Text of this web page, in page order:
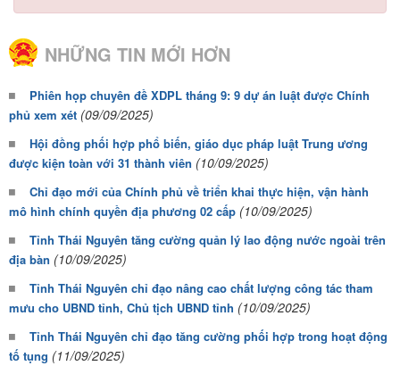
NHỮNG TIN MỚI HƠN
Phiên họp chuyên đề XDPL tháng 9: 9 dự án luật được Chính
phủ xem xét (09/09/2025)
Hội đồng phối hợp phổ biến, giáo dục pháp luật Trung ương
được kiện toàn với 31 thành viên (10/09/2025)
Chỉ đạo mới của Chính phủ về triển khai thực hiện, vận hành
mô hình chính quyền địa phương 02 cấp (10/09/2025)
Tỉnh Thái Nguyên tăng cường quản lý lao động nước ngoài trên
địa bàn (10/09/2025)
Tỉnh Thái Nguyên chỉ đạo nâng cao chất lượng công tác tham
mưu cho UBND tỉnh, Chủ tịch UBND tỉnh (10/09/2025)
Tỉnh Thái Nguyên chỉ đạo tăng cường phối hợp trong hoạt động
tố tụng (11/09/2025)